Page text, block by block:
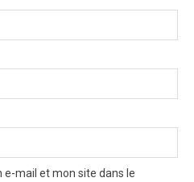
e-mail et mon site dans le